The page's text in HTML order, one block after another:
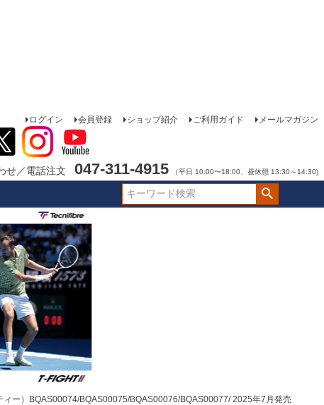
ログイン 会員登録 ショップ紹介 ご利用ガイド メールマガジン
せ／電話注文 047-311-4915 （平日 10:00〜18:00、昼休憩 13:30～14:30)
ー）BQAS00074/BQAS00075/BQAS00076/BQAS00077/ 2025年7月発売